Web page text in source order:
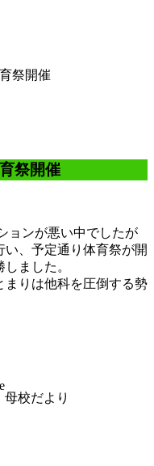
祭開催
祭開催
ョンが悪い中でしたが
、予定通り体育祭が開
ました。
まりは他科を圧倒する勢
母校だより